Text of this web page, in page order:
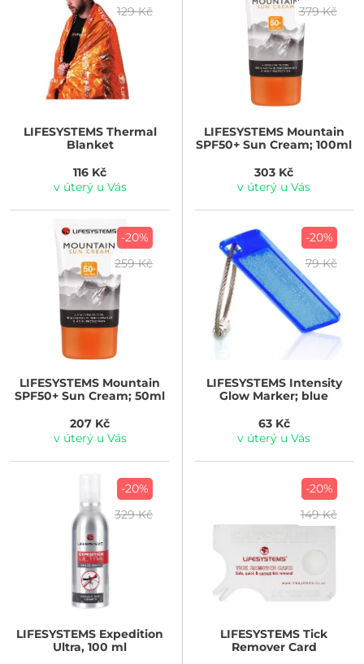
129 Kč
LIFESYSTEMSThermal
Blanket
116 Kč
v úterý u Vás
379 Kč
LIFESYSTEMSMountain
SPF50+ Sun Cream; 100ml
303 Kč
v úterý u Vás
-20%
259 Kč
LIFESYSTEMS Mountain
SPF50+ Sun Cream; 50ml
207 Kč
v úterý u Vás
-20%
79 Kč
LIFESYSTEMSIntensity
Glow Marker; blue
63 Kč
v úterý u Vás
-20%
329 Kč
LIFESYSTEMS Expedition
Ultra, 100 ml
-20%
149 Kč
LIFESYSTEMS Tick
Remover Card